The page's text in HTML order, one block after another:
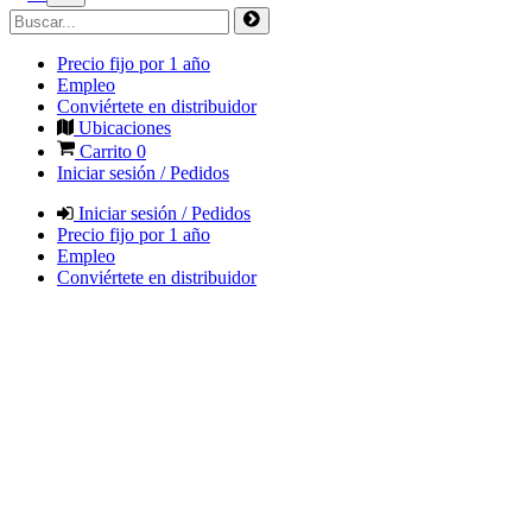
Precio fijo por 1 año
Empleo
Conviértete en distribuidor
Ubicaciones
Carrito 0
Iniciar sesión / Pedidos
Iniciar sesión / Pedidos
Precio fijo por 1 año
Empleo
Conviértete en distribuidor